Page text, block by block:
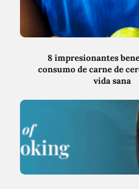
8 impresionantes
consumo de carne de
vida sana